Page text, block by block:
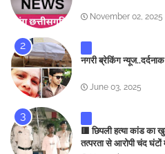
November 02, 2025
नगरी ब्रेकिंग
June 03, 2025
🟥 छिपली हत्या कांड का
तत्परता से आरोपी चंद घंटों